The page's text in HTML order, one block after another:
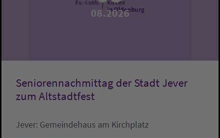
08.2026
Seniorennachmittag der Stadt Jever
zum Altstadtfest
Jever: Gemeindehaus am Kirchplatz